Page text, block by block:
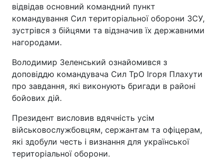
відвідав основний командний пункт
командування Сил територіальної оборони ЗСУ,
зустрівся з бійцями та відзначив їх державними
нагородами.
Володимир Зеленський ознайомився з
доповіддю командувача Сил ТрО Ігоря Плахути
про завдання, які виконують бригади в районі
бойових дій.
Президент висловив вдячність усім
військовослужбовцям, сержантам та офіцерам,
які здобули честь і визнання для української
територіальної оборони.